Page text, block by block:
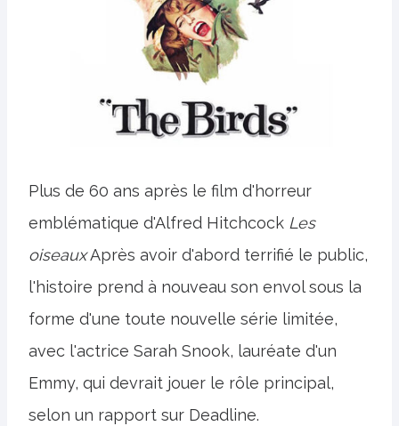
Plus de 60 ans après le film d'horreur
emblématique d'Alfred Hitchcock Les
oiseauxAprès avoir d'abord terrifié le public,
l'histoire prend à nouveau son envol sous la
forme d'une toute nouvelle série limitée,
avec l'actrice Sarah Snook, lauréate d'un
Emmy, qui devrait jouer le rôle principal,
selon un rapport sur Deadline.